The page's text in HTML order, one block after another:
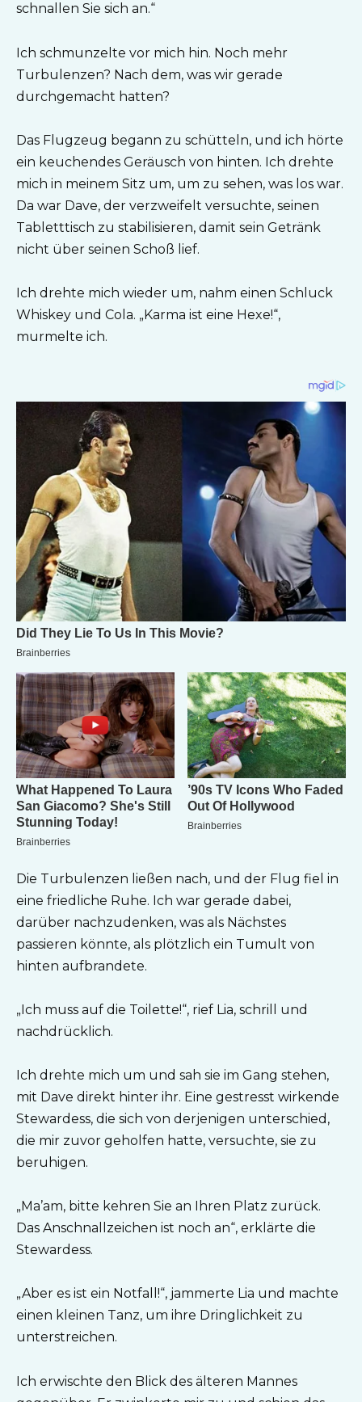
schnallen Sie sich an.“
Ich schmunzelte vor mich hin. Noch mehr
Turbulenzen? Nach dem, was wir gerade
durchgemacht hatten?
Das Flugzeug begann zu schütteln, und ich hörte
ein keuchendes Geräusch von hinten. Ich drehte
mich in meinem Sitz um, um zu sehen, was los war.
Da war Dave, der verzweifelt versuchte, seinen
Tabletttisch zu stabilisieren, damit sein Getränk
nicht über seinen Schoß lief.
Ich drehte mich wieder um, nahm einen Schluck
Whiskey und Cola. „Karma ist eine Hexe!“,
murmelte ich.
Die Turbulenzen ließen nach, und der Flug fiel in
eine friedliche Ruhe. Ich war gerade dabei,
darüber nachzudenken, was als Nächstes
passieren könnte, als plötzlich ein Tumult von
hinten aufbrandete.
„Ich muss auf die Toilette!“, rief Lia, schrill und
nachdrücklich.
Ich drehte mich um und sah sie im Gang stehen,
mit Dave direkt hinter ihr. Eine gestresst wirkende
Stewardess, die sich von derjenigen unterschied,
die mir zuvor geholfen hatte, versuchte, sie zu
beruhigen.
„Ma’am, bitte kehren Sie an Ihren Platz zurück.
Das Anschnallzeichen ist noch an“, erklärte die
Stewardess.
„Aber es ist ein Notfall!“, jammerte Lia und machte
einen kleinen Tanz, um ihre Dringlichkeit zu
unterstreichen.
Ich erwischte den Blick des älteren Mannes